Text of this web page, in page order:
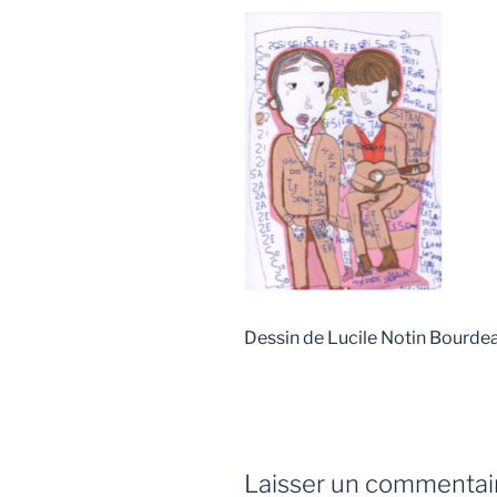
Dessin de Lucile Notin
Laisser un